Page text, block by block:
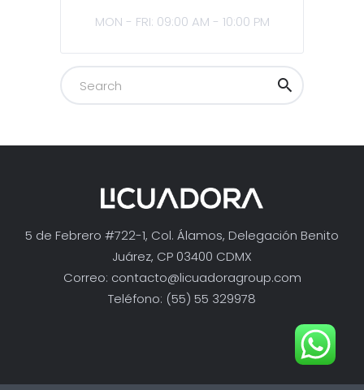
MON - FRI: 09:00 AM - 10:00 PM
5 de Febrero #722-1, Col. Álamos, Delegación Benito
Juárez, CP 03400 CDMX
Correo: contacto@licuadoragroup.com
Teléfono: (55) 55 329978